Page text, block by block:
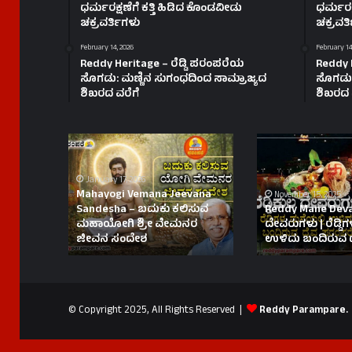
ಧರ್ಮರಕ್ಷಣೆಗೆ ಕತ್ತಿ ಹಿಡಿದ ಕೊಂಡವೀಡು
ಚಕ್ರವರ್ತಿಗಳು
February 14, 2026
Reddy Heritage – ರೆಡ್ಡಿ ಪರಂಪರೆಯ
ಸೊಗಡು: ಮಣ್ಣಿನ ಸುಗಂಧದಿಂದ ಸಾಮ್ರಾಜ್ಯದ
ಶಿಖರದ ವರೆಗೆ
February
ಶಿಖರದ
Mahayogi
Vemana
Jeevana
Sandesha
–
ಬದುಕು
ಕಲಿಸುವ
ಮಹಾಯೋಗಿ
ಜೀವನ
January 17, 2026
Mahayogi Vemana Jeevana
Sandesha – ಬದುಕು ಕಲಿಸುವ
ಮಹಾಯೋಗಿ ಶ್ರೀ ವೇಮನರ
ಜೀವನ ಸಂದೇಶ
Reddy
Devaru-
ರೆಡ್ಡಿಕುಲ
ದೇವರುಗಳು
ರೆಡ್ಡಿಗಳ
ಮನೆಯಲ್ಲಿ
ದೈವ
November 15, 2025
Reddy Mane
ದೇವರುಗಳು |
ಉಳಿದು ಬಂದಿರುವ
© Copyright 2025, All Rights Reserved | Reddy Parampare.